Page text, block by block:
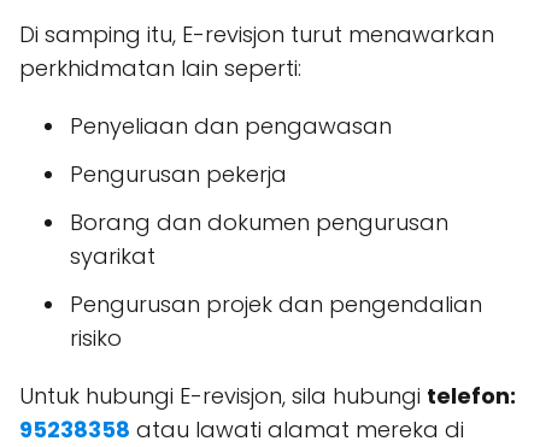
Di samping itu, E-revisjon turut menawarkan
perkhidmatan lain seperti:
Penyeliaan dan pengawasan
Pengurusan pekerja
Borang dan dokumen pengurusan
syarikat
Pengurusan projek dan pengendalian
risiko
Untuk hubungi E-revisjon, sila hubungi telefon:
95238358 atau lawati alamat mereka di